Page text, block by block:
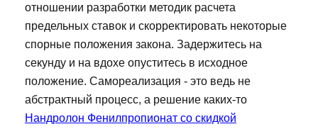
отношении разработки методик расчета
предельных ставок и скорректировать некоторые
спорные положения закона. Задержитесь на
секунду и на вдохе опуститесь в исходное
положение. Самореализация - это ведь не
абстрактный процесс, а решение каких-то
Нандролон Фенилпропионат со скидкой